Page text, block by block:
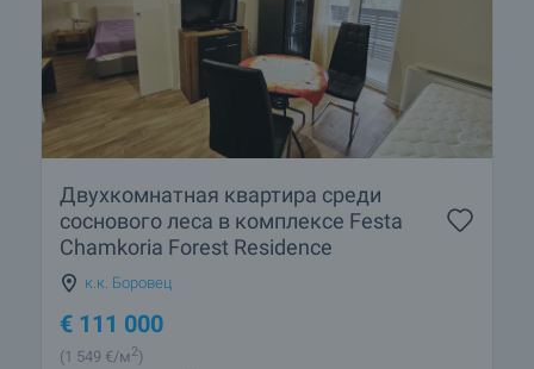
Двухкомнатная квартира среди
соснового леса в комплексе Festa
Chamkoria Forest Residence
к.к. Боровец
€ 111 000
(1 549 €/м2)